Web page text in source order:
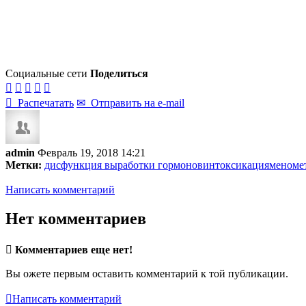
Социальные сети Поделиться
    
 Распечатать ✉ Отправить на e-mail
admin Февраль 19, 2018 14:21
Метки: дисфункция выработки гормоновинтоксикация
Написать комментарий
Нет комментариев
 Комментариев еще нет!
Вы ожете первым оставить комментарий к той публикации.
Написать комментарий